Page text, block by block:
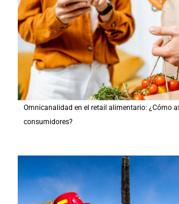
Omnicanalidad en el retail alimentario: ¿Cómo
consumidores?